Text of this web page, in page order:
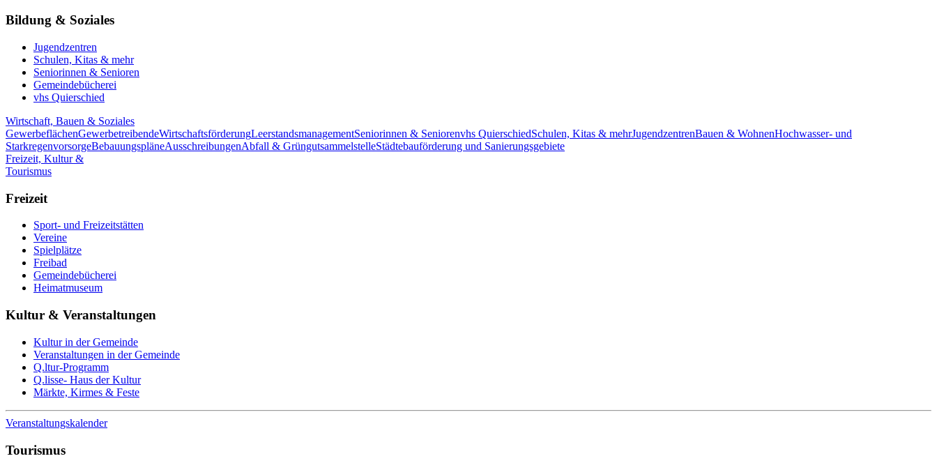
Bildung & Soziales
Jugendzentren
Schulen, Kitas & mehr
Seniorinnen & Senioren
Gemeindebücherei
vhs Quierschied
Wirtschaft, Bauen & Soziales
GewerbeflächenGewerbetreibendeWirtschaftsförderungLeerstandsmanagementSeniorinnen & Seniorenvhs QuierschiedSchulen, Kitas & mehrJugendzentrenBauen & WohnenHochwasser- und
StarkregenvorsorgeBebauungspläneAusschreibungenAbfall & GrüngutsammelstelleStädtebauförderung und Sanierungsgebiete
Freizeit, Kultur &
Tourismus
Freizeit
Sport- und Freizeitstätten
Vereine
Spielplätze
Freibad
Gemeindebücherei
Heimatmuseum
Kultur & Veranstaltungen
Kultur in der Gemeinde
Veranstaltungen in der Gemeinde
Q.ltur-Programm
Q.lisse- Haus der Kultur
Märkte, Kirmes & Feste
Veranstaltungskalender
Tourismus